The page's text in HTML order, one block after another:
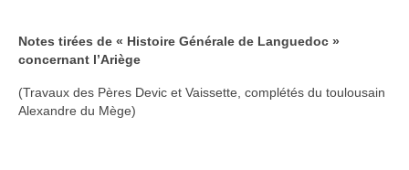
Pastoralisme
Cartulaire de Saint Sernin
Catharisme
Notes tirées de « Histoire Générale de Languedoc »
concernant l’Ariège
(Travaux des Pères Devic et Vaissette, complétés du toulousain
Alexandre du Mège)